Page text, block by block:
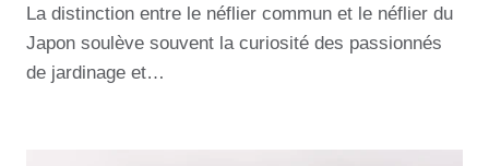
La distinction entre le néflier commun et le néflier du
Japon soulève souvent la curiosité des passionnés
de jardinage et…